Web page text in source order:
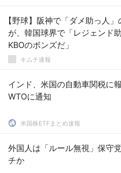
【野球】阪神で「ダメ助っ人
が、韓国球界で「レジェンド
KBOのボンズだ」
キムチ速報
インド、米国の自動車関税に
WTOに通知
米国株ETFまとめ速報
外国人は「ルール無視」保守
チか